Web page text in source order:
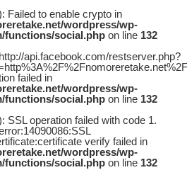
Failed to enable crypto in
wordpress/wp-
functions/social.php on line 132
api.facebook.com/restserver.php?
failed in
wordpress/wp-
functions/social.php on line 132
SSL operation failed with code 1.
verify failed in
wordpress/wp-
functions/social.php on line 132